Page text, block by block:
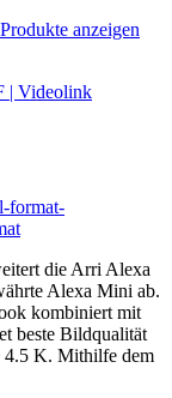
anzeigen
format-
die Arri Alexa
Alexa Mini ab.
kombiniert mit
beste Bildqualität
K. Mithilfe dem